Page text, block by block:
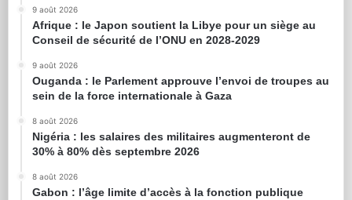
9 août 2026
Afrique : le Japon soutient la Libye pour un siège au
Conseil de sécurité de l’ONU en 2028-2029
9 août 2026
Ouganda : le Parlement approuve l’envoi de troupes au
sein de la force internationale à Gaza
8 août 2026
Nigéria : les salaires des militaires augmenteront de
30% à 80% dès septembre 2026
8 août 2026
Gabon : l’âge limite d’accès à la fonction publique